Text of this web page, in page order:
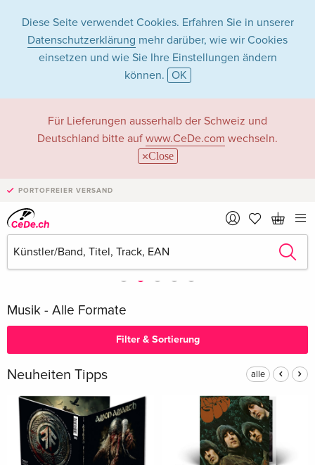
Diese Seite verwendet Cookies. Erfahren Sie in unserer
Datenschutzerklärung mehr darüber, wie wir Cookies
einsetzen und wie Sie Ihre Einstellungen ändern
können. OK
Für Lieferungen ausserhalb der Schweiz und
Deutschland bitte auf www.CeDe.com wechseln.
Close
PORTOFREIER VERSAND
Musik - Alle Formate
Filter & Sortierung
Neuheiten Tipps alle